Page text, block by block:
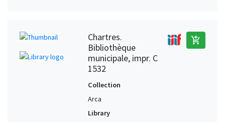
Chartres.
Bibliothèque
municipale, impr. C
1532
add_shopping_cart
Collection
Arca
Library